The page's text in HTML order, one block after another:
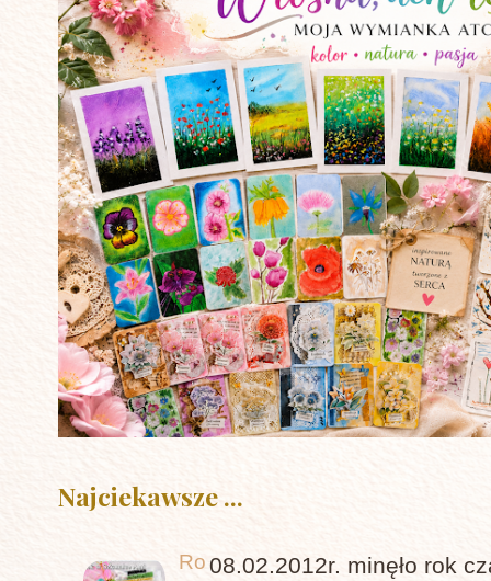
Najciekawsze ...
Ro08.02.2012r. minęło rok